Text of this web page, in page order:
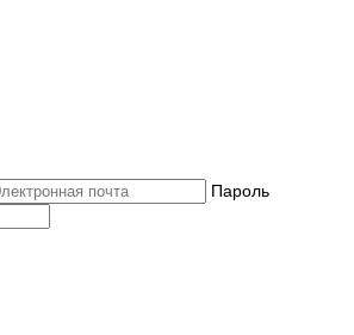
Пароль